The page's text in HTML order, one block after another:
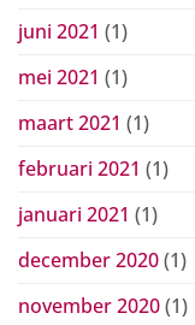
juni 2021 (1)
mei 2021 (1)
maart 2021 (1)
februari 2021 (1)
januari 2021 (1)
december 2020(1)
november 2020(1)